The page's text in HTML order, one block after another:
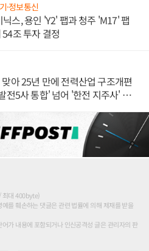
·정보통신
닉스, 용인 'Y2' 팹과 청주 'M17' 팹
조 투자 결정
아 25년 만에 전력산업 구조개편
전5사 통합' 넘어 '한전 지주사' 재편
최대 400byte)
를 훼손하는 댓글은 관련 법률에 의해 제재를 받을
가 내용에 포함되거나 인신공격성 글은 관리자의 판